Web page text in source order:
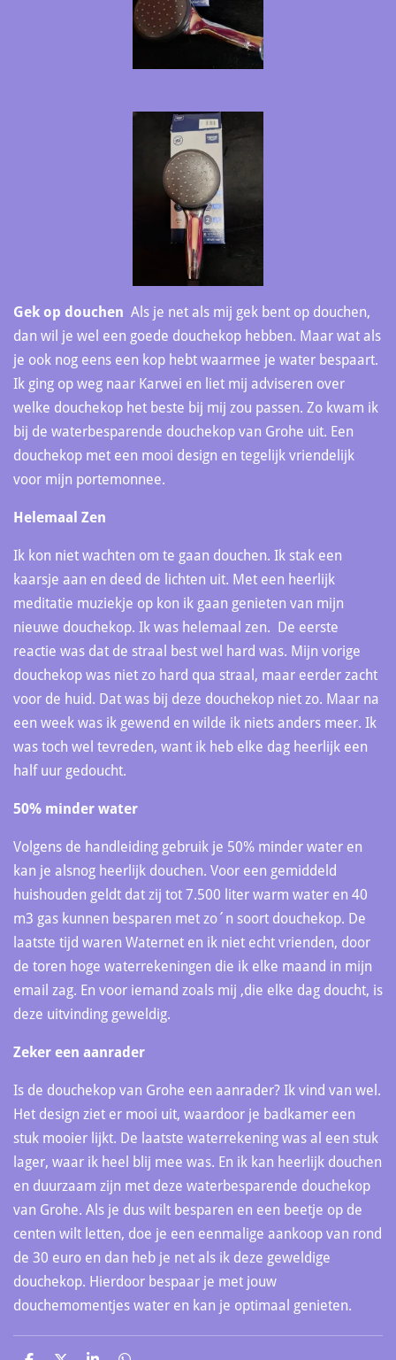
Gek op douchen Als je net als mij gek bent op douchen,
dan wil je wel een goede douchekop hebben. Maar wat als
je ook nog eens een kop hebt waarmee je water bespaart.
Ik ging op weg naar Karwei en liet mij adviseren over
welke douchekop het beste bij mij zou passen. Zo kwam ik
bij de waterbesparende douchekop van Grohe uit. Een
douchekop met een mooi design en tegelijk vriendelijk
voor mijn portemonnee.
Helemaal Zen
Ik kon niet wachten om te gaan douchen. Ik stak een
kaarsje aan en deed de lichten uit. Met een heerlijk
meditatie muziekje op kon ik gaan genieten van mijn
nieuwe douchekop. Ik was helemaal zen. De eerste
reactie was dat de straal best wel hard was. Mijn vorige
douchekop was niet zo hard qua straal, maar eerder zacht
voor de huid. Dat was bij deze douchekop niet zo. Maar na
een week was ik gewend en wilde ik niets anders meer. Ik
was toch wel tevreden, want ik heb elke dag heerlijk een
half uur gedoucht.
50% minder water
Volgens de handleiding gebruik je 50% minder water en
kan je alsnog heerlijk douchen. Voor een gemiddeld
huishouden geldt dat zij tot 7.500 liter warm water en 40
m3 gas kunnen besparen met zo´n soort douchekop. De
laatste tijd waren Waternet en ik niet echt vrienden, door
de toren hoge waterrekeningen die ik elke maand in mijn
email zag. En voor iemand zoals mij ,die elke dag doucht, is
deze uitvinding geweldig.
Zeker een aanrader
Is de douchekop van Grohe een aanrader? Ik vind van wel.
Het design ziet er mooi uit, waardoor je badkamer een
stuk mooier lijkt. De laatste waterrekening was al een stuk
lager, waar ik heel blij mee was. En ik kan heerlijk douchen
en duurzaam zijn met deze waterbesparende douchekop
van Grohe. Als je dus wilt besparen en een beetje op de
centen wilt letten, doe je een eenmalige aankoop van rond
de 30 euro en dan heb je net als ik deze geweldige
douchekop. Hierdoor bespaar je met jouw
douchemomentjes water en kan je optimaal genieten.